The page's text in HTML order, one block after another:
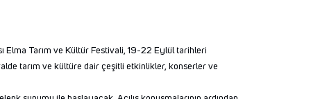
Elma Tarım ve Kültür Festivali, 19-22 Eylül tarihleri
tarım ve kültüre dair çeşitli etkinlikler, konserler ve